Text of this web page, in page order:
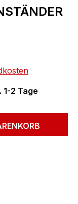
2 Tage